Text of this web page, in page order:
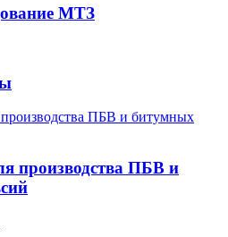
МТЗ
производства ПБВ и